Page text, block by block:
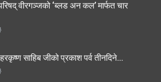
वीरगञ्जको ‘ब्लड अन कल’ मार्फत चार
साहिब जीको प्रकाश पर्व तीनदिने…